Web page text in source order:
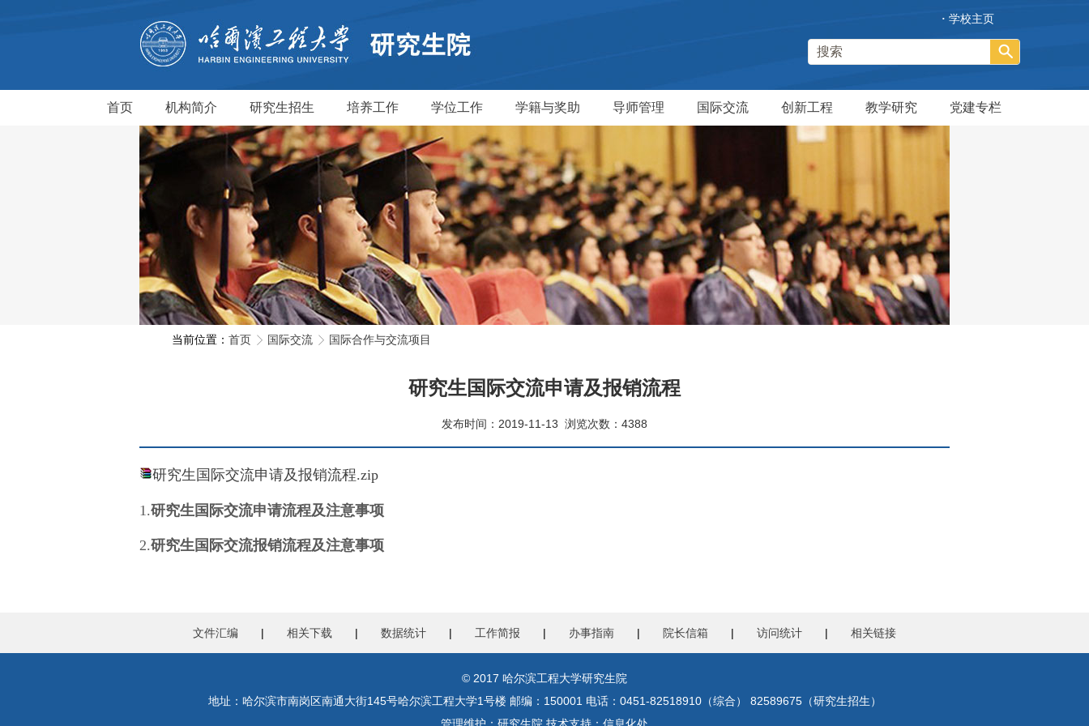
· 学校主页
首页 机构简介 研究生招生 培养工作 学位工作 学籍与奖助 导师管理 国际交流 创新工程 教学研究 党建专栏
当前位置： 首页 国际交流 国际合作与交流项目
研究生国际交流申请及报销流程
发布时间：2019-11-13 浏览次数： 4388
研究生国际交流申请及报销流程.zip
1.研究生国际交流申请流程及注意事项
2.研究生国际交流报销流程及注意事项
文件汇编 | 相关下载 | 数据统计 | 工作简报 | 办事指南 | 院长信箱 | 访问统计 | 相关链接
© 2017 哈尔滨工程大学研究生院
地址：哈尔滨市南岗区南通大街145号哈尔滨工程大学1号楼 邮编：150001 电话：0451-82518910（综合） 82589675（研究生招生）